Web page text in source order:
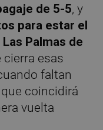
de 5-5, y
para estar el
Palmas de
cierra esas
faltan
coincidirá
vuelta